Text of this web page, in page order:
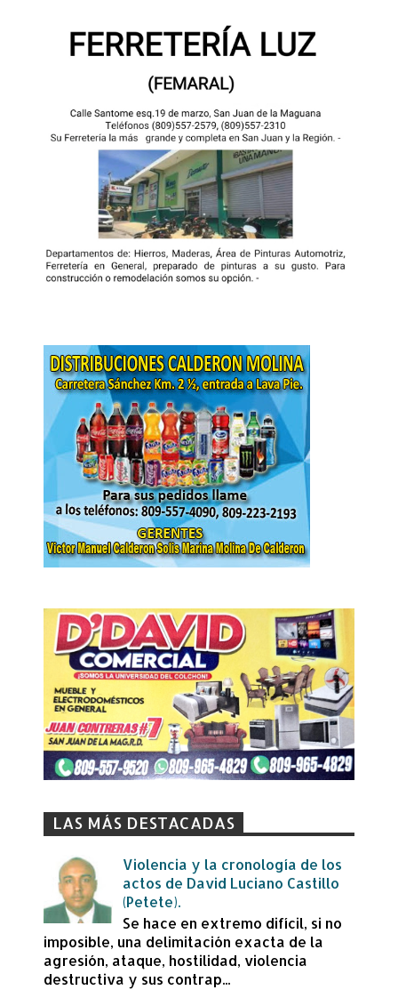
LAS MÁS DESTACADAS
Violencia y la cronología de los
actos de David Luciano Castillo
(Petete).
Se hace en extremo difícil, si no
imposible, una delimitación exacta de la
agresión, ataque, hostilidad, violencia
destructiva y sus contrap...